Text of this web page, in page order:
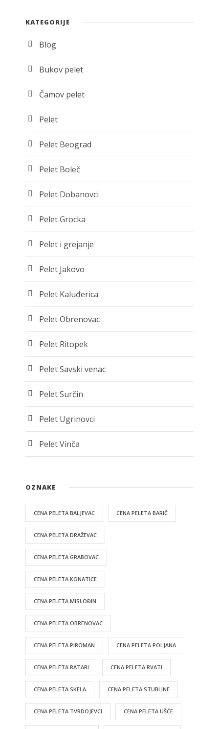
KATEGORIJE
Blog
Bukov pelet
Čamov pelet
Pelet
Pelet Beograd
Pelet Boleč
Pelet Dobanovci
Pelet Grocka
Pelet i grejanje
Pelet Jakovo
Pelet Kaluđerica
Pelet Obrenovac
Pelet Ritopek
Pelet Savski venac
Pelet Surčin
Pelet Ugrinovci
Pelet Vinča
OZNAKE
CENA PELETA BALJEVAC CENA PELETA BARIČ
CENA PELETA DRAŽEVAC
CENA PELETA GRABOVAC
CENA PELETA KONATICE
CENA PELETA MISLOĐIN
CENA PELETA OBRENOVAC
CENA PELETA PIROMAN CENA PELETA POLJANA
CENA PELETA RATARI CENA PELETA RVATI
CENA PELETA SKELA CENA PELETA STUBLINE
CENA PELETA TVRDOJEVCI CENA PELETA UŠĆE